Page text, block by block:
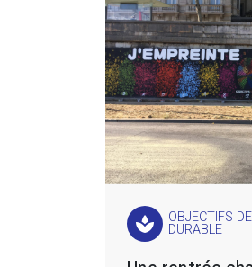
spa
OBJECTIFS
DURABLE